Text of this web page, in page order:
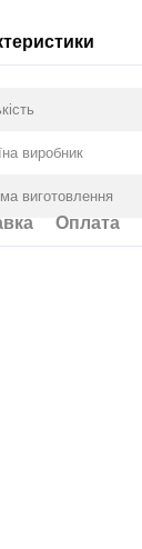
виробник
виготовлення
Оплата